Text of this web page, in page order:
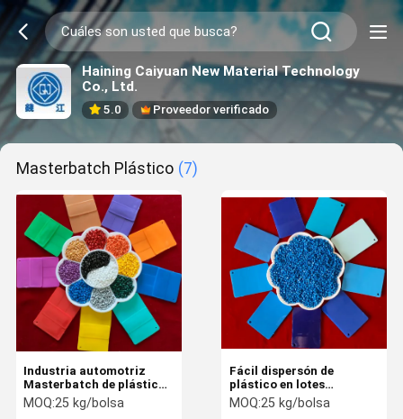
Haining Caiyuan New Material Technology
Co., Ltd.
5.0 Proveedor verificado
Masterbatch Plástico (7)
Industria automotriz
Masterbatch de plástico
compatible con múltiples
polímeros
MOQ:25 kg/bolsa
Fácil dispersón de
plástico en lotes
principales de PP/PE/PVC
MOQ:25 kg/bolsa